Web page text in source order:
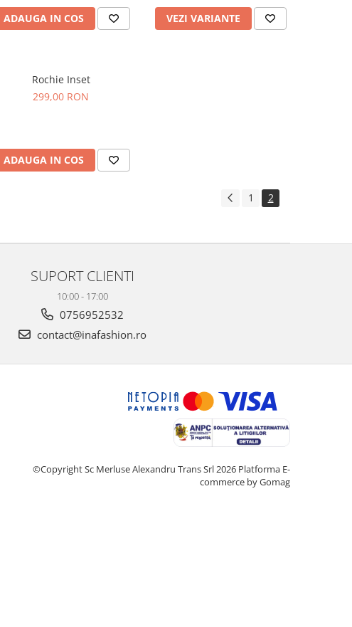
ADAUGA IN COS VEZI VARIANTE
Rochie Inset
299,00 RON
ADAUGA IN COS
1 2
SUPORT CLIENTI
10:00 - 17:00
0756952532
contact@inafashion.ro
©Copyright Sc Merluse Alexandru Trans Srl 2026 Platforma E-
commerce by Gomag